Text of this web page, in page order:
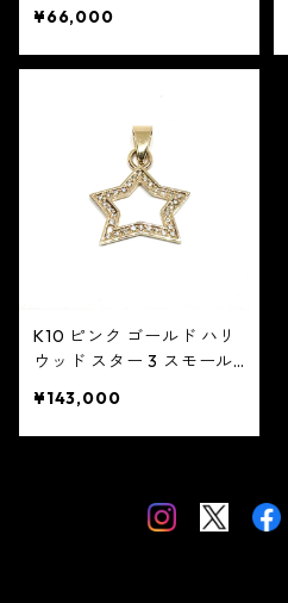
ト
¥66,000
K10 ピンク ゴールド ハリ
ウッド スター 3 スモール
OST ゴースト
¥143,000